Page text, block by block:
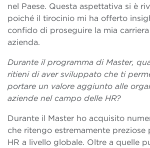
nel Paese. Questa aspettativa si è
poiché il tirocinio mi ha offerto
confido di proseguire la mia carriera
azienda.
Durante il programma di Master,
ritieni di aver sviluppato che ti
portare un valore aggiunto alle
aziende nel campo delle HR?
Durante il Master ho acquisito
che ritengo estremamente preziose
HR a livello globale. Oltre a quelle